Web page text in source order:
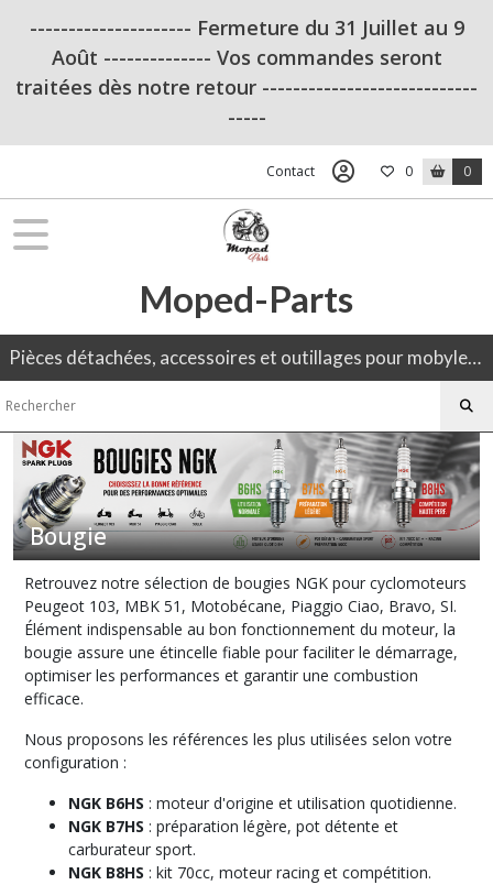
--------------------- Fermeture du 31 Juillet au 9
Août -------------- Vos commandes seront
traitées dès notre retour ----------------------------
-----
Contact 0 0
Moped-Parts
Pièces détachées, accessoires et outillages pour mobylette, 50CC, moto ancienne.
Bougie
Retrouvez notre sélection de bougies NGK pour cyclomoteurs
Peugeot 103, MBK 51, Motobécane, Piaggio Ciao, Bravo, SI.
Élément indispensable au bon fonctionnement du moteur, la
bougie assure une étincelle fiable pour faciliter le démarrage,
optimiser les performances et garantir une combustion
efficace.
Nous proposons les références les plus utilisées selon votre
configuration :
NGK B6HS : moteur d'origine et utilisation quotidienne.
NGK B7HS : préparation légère, pot détente et
carburateur sport.
NGK B8HS : kit 70cc, moteur racing et compétition.
FILTRES
Peugeot
103
Admission
(19)
Amortisseurs
(11)
Allumage
Antivol
(4)
sticker
(3)
Avertisseur
Klaxon
(4)